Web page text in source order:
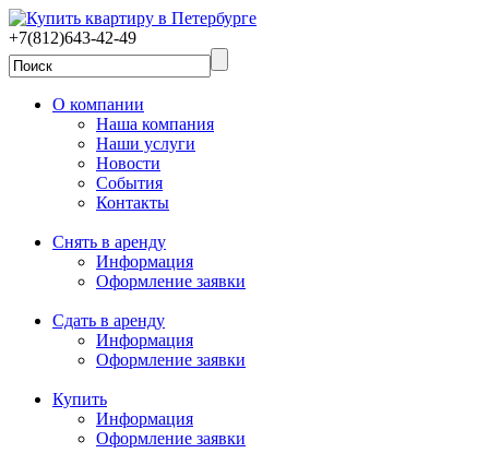
+7(812)643-42-49
О компании
Наша компания
Наши услуги
Новости
События
Контакты
Снять в аренду
Информация
Оформление заявки
Сдать в аренду
Информация
Оформление заявки
Купить
Информация
Оформление заявки